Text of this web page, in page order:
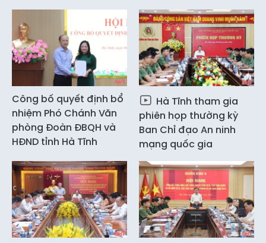
Công bố quyết định bổ
nhiệm Phó Chánh Văn
phòng Đoàn ĐBQH và
HĐND tỉnh Hà Tĩnh
Hà Tĩnh tham gia
phiên họp thường kỳ
Ban Chỉ đạo An ninh
mạng quốc gia